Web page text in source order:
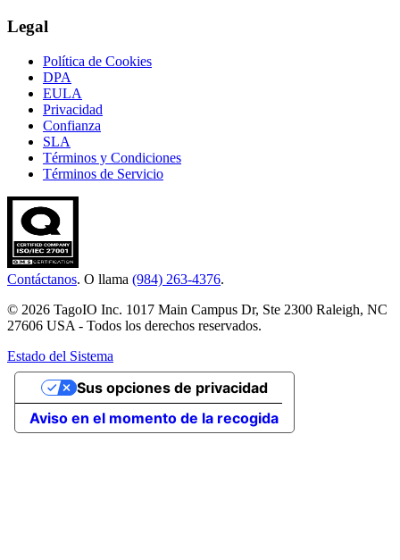
Legal
Política de Cookies
DPA
EULA
Privacidad
Confianza
SLA
Términos y Condiciones
Términos de Servicio
Contáctanos. O llama (984) 263-4376.
© 2026 TagoIO Inc. 1017 Main Campus Dr, Ste 2300 Raleigh, NC
27606 USA - Todos los derechos reservados.
Estado del Sistema
Aviso en el momento de la recogida
Sus opciones de privacidad